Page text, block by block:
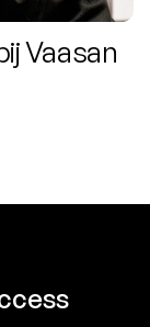
Vaasan